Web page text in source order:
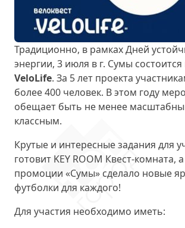
Традиционно, в рамках Дней
энергии, 3 июля в г. Сумы состоится
VeloLife. За 5 лет проекта
более 400 человек. В этом году
обещает быть не менее
классным.
Крутые и интересные задания для
готовит KEY ROOM Квест-комната,
промоции «Сумы» сделало новые
футболки для каждого!
Для участия необходимо иметь: